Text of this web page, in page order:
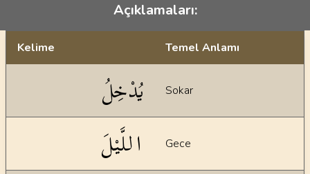
Açıklamaları:
Kelime Temel Anlamı
يُدْخِلُ Sokar
اللَّيْلَ Gece